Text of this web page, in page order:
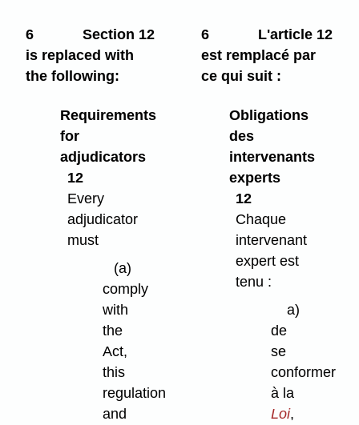
6
Section 12
is replaced with
the following:
6
L'article 12
est remplacé par
ce qui suit :
Requirements
for
adjudicators
12
Every
adjudicator
must
(a)
comply
with
the
Act,
this
regulation
and
Obligations
des
intervenants
experts
12
Chaque
intervenant
expert est
tenu :
a)
de
se
conformer
à la
Loi,